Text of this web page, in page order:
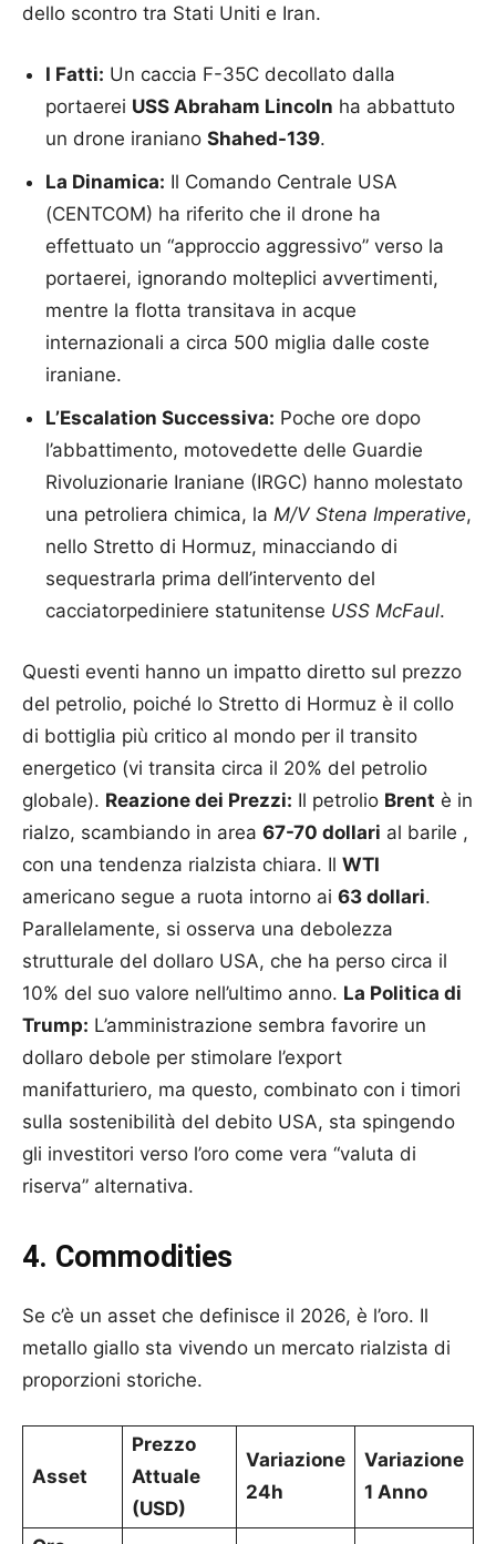
dello scontro tra Stati Uniti e Iran.
I Fatti: Un caccia F-35C decollato dalla
portaerei USS Abraham Lincoln ha abbattuto
un drone iraniano Shahed-139.
La Dinamica: Il Comando Centrale USA
(CENTCOM) ha riferito che il drone ha
effettuato un “approccio aggressivo” verso la
portaerei, ignorando molteplici avvertimenti,
mentre la flotta transitava in acque
internazionali a circa 500 miglia dalle coste
iraniane.
L’Escalation Successiva: Poche ore dopo
l’abbattimento, motovedette delle Guardie
Rivoluzionarie Iraniane (IRGC) hanno molestato
una petroliera chimica, la M/V Stena Imperative,
nello Stretto di Hormuz, minacciando di
sequestrarla prima dell’intervento del
cacciatorpediniere statunitense USS McFaul.
Questi eventi hanno un impatto diretto sul prezzo
del petrolio, poiché lo Stretto di Hormuz è il collo
di bottiglia più critico al mondo per il transito
energetico (vi transita circa il 20% del petrolio
globale). Reazione dei Prezzi: Il petrolio Brent è in
rialzo, scambiando in area 67-70 dollari al barile ,
con una tendenza rialzista chiara. Il WTI
americano segue a ruota intorno ai 63 dollari.
Parallelamente, si osserva una debolezza
strutturale del dollaro USA, che ha perso circa il
10% del suo valore nell’ultimo anno. La Politica di
Trump: L’amministrazione sembra favorire un
dollaro debole per stimolare l’export
manifatturiero, ma questo, combinato con i timori
sulla sostenibilità del debito USA, sta spingendo
gli investitori verso l’oro come vera “valuta di
riserva” alternativa.
4. Commodities
Se c’è un asset che definisce il 2026, è l’oro. Il
metallo giallo sta vivendo un mercato rialzista di
proporzioni storiche.
Asset
Prezzo
Attuale
(USD)
Variazione
24h
Variazione
1 Anno